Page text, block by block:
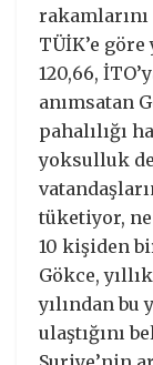
TÜİK’e göre
120,66,
anımsatan
pahalılığı
yoksulluk
tüketiyor, ne
10 kişiden
Gökce,
yılından bu
ulaştığını